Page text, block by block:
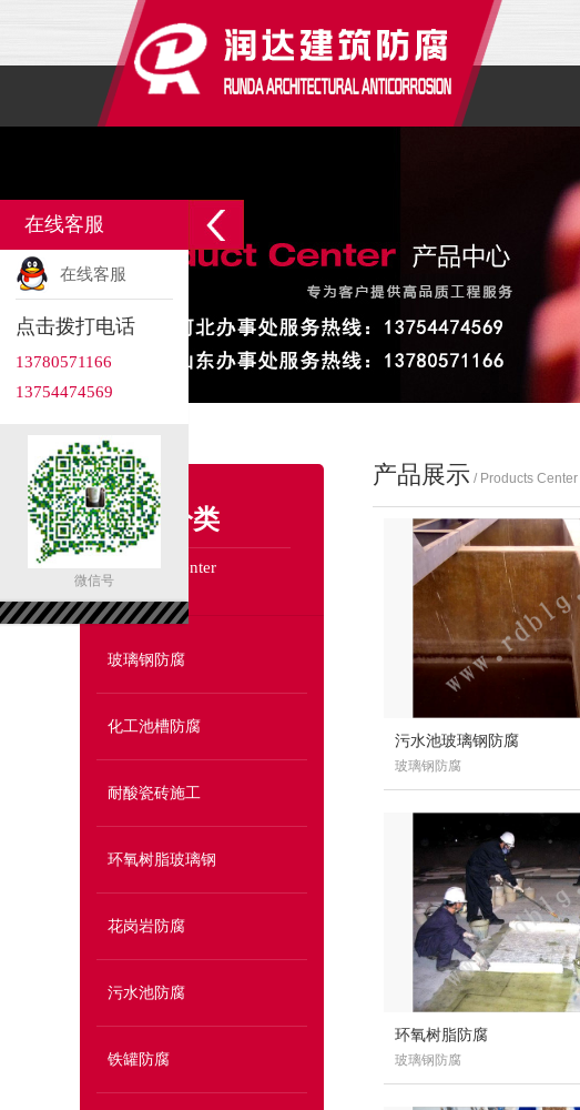
产品分类
Product Center
玻璃钢防腐
化工池槽防腐
耐酸瓷砖施工
环氧树脂玻璃钢
花岗岩防腐
污水池防腐
铁罐防腐
产品展示 / Products Center
污水池玻璃钢防腐
玻璃钢防腐
环氧树脂防腐
玻璃钢防腐
在线客服
在线客服
点击拨打电话
13780571166
13754474569
微信号